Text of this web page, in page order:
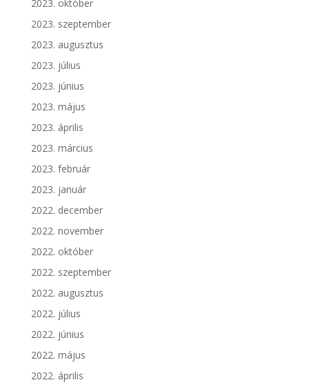
2023. október
2023. szeptember
2023. augusztus
2023. július
2023. június
2023. május
2023. április
2023. március
2023. február
2023. január
2022. december
2022. november
2022. október
2022. szeptember
2022. augusztus
2022. július
2022. június
2022. május
2022. április